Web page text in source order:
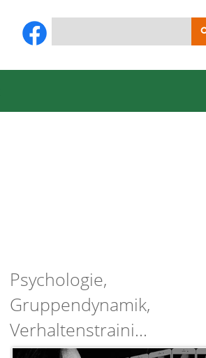
Suchbegriffe
Psychologie,
Gruppendynamik,
Verhaltenstraini...